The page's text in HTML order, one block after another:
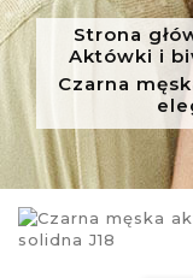
Strona
Aktówki i
Czarna